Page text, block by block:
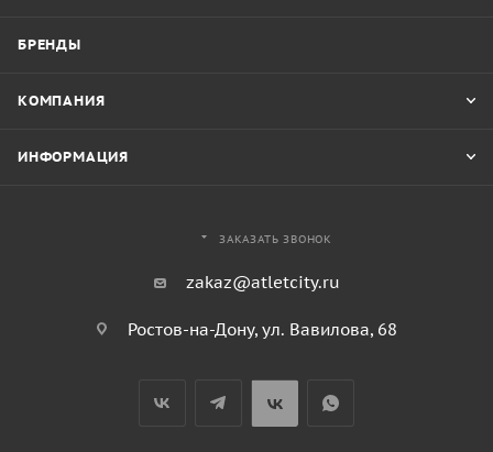
БРЕНДЫ
КОМПАНИЯ
ИНФОРМАЦИЯ
ЗАКАЗАТЬ ЗВОНОК
zakaz@atletcity.ru
Ростов-на-Дону, ул. Вавилова, 68